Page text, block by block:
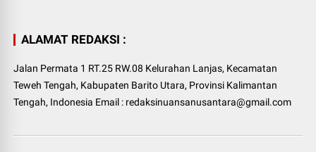
ALAMAT REDAKSI :
Jalan Permata 1 RT.25 RW.08 Kelurahan Lanjas, Kecamatan
Teweh Tengah, Kabupaten Barito Utara, Provinsi Kalimantan
Tengah, Indonesia Email : redaksinuansanusantara@gmail.com